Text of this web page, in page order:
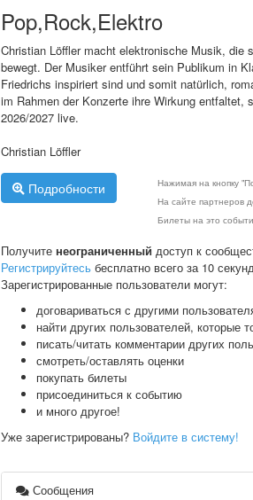
Pop,Rock,Elektro
Christian Löffler macht elektronische Musik, die
bewegt. Der Musiker entführt sein Publikum in
Friedrichs inspiriert sind und somit natürlich,
im Rahmen der Konzerte ihre Wirkung
2026/2027 live.
Christian Löffler
Подробности
Нажимая на кнопку
На сайте партнеров
Билеты на это
Получите неограниченный доступ к
Регистрируйтесь бесплатно всего за 10
Зарегистрированные пользователи могут:
договариваться с другими
найти других пользователей, которые
писать/читать комментарии других
смотреть/оставлять оценки
покупать билеты
присоединиться к событию
и много другое!
Уже зарегистрированы? Войдите в систему!
Сообщения